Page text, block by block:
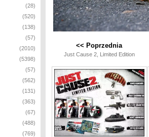
(28)
(520)
(138)
(57)
(2010)
(5398)
(57)
(562)
(131)
(363)
(67)
(488)
(769)
<< Poprzednia
Just Cause 2, Limited Edition